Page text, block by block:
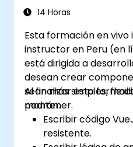
14 Horas
Esta formación en
instructor en Peru (en
está dirigida a
desean crear
sean más simples,
mantener.
Al finalizar esta
podrán:
Escribir código
resistente.